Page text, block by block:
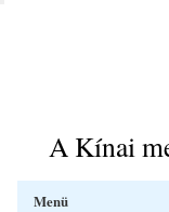
A Kínai
Menü